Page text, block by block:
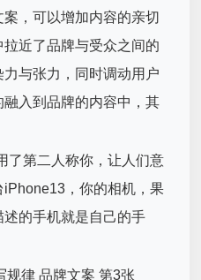
，可以增加内容的亲切
近了品牌与受众之间的
与张力，同时调动用户
入到品牌的内容中，其
了第二人称你，让人们意
，你的相机，果
述的手机就是自己的手